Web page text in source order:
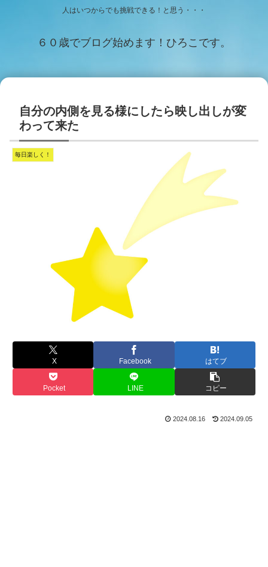
人はいつからでも挑戦できる！と思う・・・
６０歳でブログ始めます！ひろこです。
自分の内側を見る様にしたら映し出しが変
わって来た
毎日楽しく！
X Facebook はてブ
Pocket LINE コピー
2024.08.16 2024.09.05